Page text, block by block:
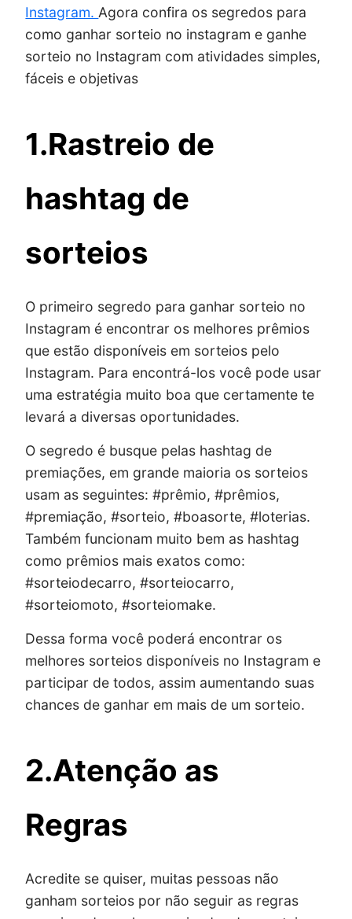
Instagram. Agora confira os segredos para
como ganhar sorteio no instagram e ganhe
sorteio no Instagram com atividades simples,
fáceis e objetivas
1.Rastreio de
hashtag de
sorteios
O primeiro segredo para ganhar sorteio no
Instagram é encontrar os melhores prêmios
que estão disponíveis em sorteios pelo
Instagram. Para encontrá-los você pode usar
uma estratégia muito boa que certamente te
levará a diversas oportunidades.
O segredo é busque pelas hashtag de
premiações, em grande maioria os sorteios
usam as seguintes: #prêmio, #prêmios,
#premiação, #sorteio, #boasorte, #loterias.
Também funcionam muito bem as hashtag
como prêmios mais exatos como:
#sorteiodecarro, #sorteiocarro,
#sorteiomoto, #sorteiomake.
Dessa forma você poderá encontrar os
melhores sorteios disponíveis no Instagram e
participar de todos, assim aumentando suas
chances de ganhar em mais de um sorteio.
2.Atenção as
Regras
Acredite se quiser, muitas pessoas não
ganham sorteios por não seguir as regras